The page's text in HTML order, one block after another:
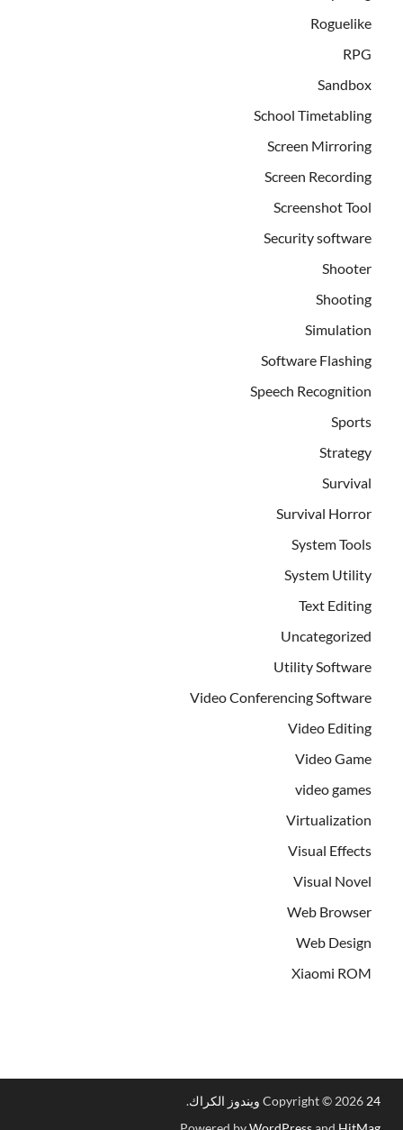
Roguelike
RPG
Sandbox
School Timetabling
Screen Mirroring
Screen Recording
Screenshot Tool
Security software
Shooter
Shooting
Simulation
Software Flashing
Speech Recognition
Sports
Strategy
Survival
Survival Horror
System Tools
System Utility
Text Editing
Uncategorized
Utility Software
Video Conferencing Software
Video Editing
Video Game
video games
Virtualization
Visual Effects
Visual Novel
Web Browser
Web Design
Xiaomi ROM
Copyright © 2026 24 ويندوز الكراك
.